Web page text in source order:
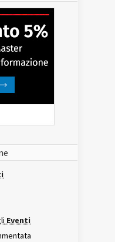
Eventi